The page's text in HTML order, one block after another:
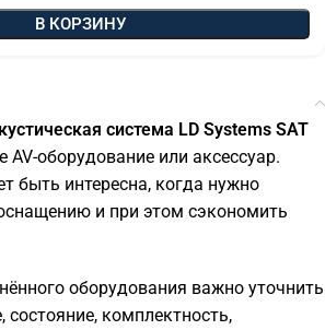
В КОРЗИНУ
система LD Systems SAT
AV-оборудование или аксессуар.
быть интересна, когда нужно
и при этом сэкономить
оборудования важно уточнить
состояние, комплектность,